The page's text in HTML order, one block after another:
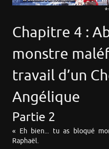
Chapitre 4 :
monstre
travail d’un
Angélique
Partie 2
« Eh bien... tu as bloqué
Raphaël.